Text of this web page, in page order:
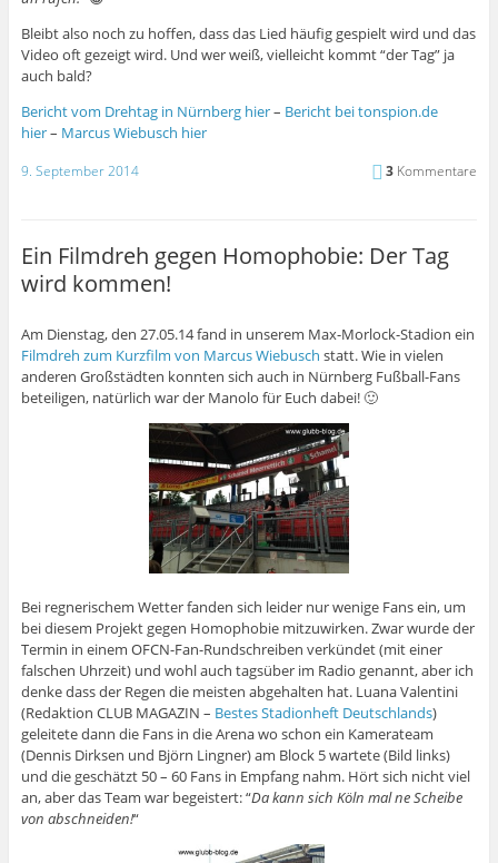
Bleibt also noch zu hoffen, dass das Lied häufig gespielt wird und das
Video oft gezeigt wird. Und wer weiß, vielleicht kommt “der Tag” ja
auch bald?
Bericht vom Drehtag in Nürnberg hier– Bericht bei tonspion.de
hier– Marcus Wiebusch hier
9. September 2014 3 Kommentare
Ein Filmdreh gegen Homophobie: Der Tag
wird kommen!
Am Dienstag, den 27.05.14 fand in unserem Max-Morlock-Stadion ein
Filmdreh zum Kurzfilm von Marcus Wiebusch statt. Wie in vielen
anderen Großstädten konnten sich auch in Nürnberg Fußball-Fans
beteiligen, natürlich war der Manolo für Euch dabei! 🙂
Bei regnerischem Wetter fanden sich leider nur wenige Fans ein, um
bei diesem Projekt gegen Homophobie mitzuwirken. Zwar wurde der
Termin in einem OFCN-Fan-Rundschreiben verkündet (mit einer
falschen Uhrzeit) und wohl auch tagsüber im Radio genannt, aber ich
denke dass der Regen die meisten abgehalten hat. Luana Valentini
(Redaktion CLUB MAGAZIN – Bestes Stadionheft Deutschlands)
geleitete dann die Fans in die Arena wo schon ein Kamerateam
(Dennis Dirksen und Björn Lingner) am Block 5 wartete (Bild links)
und die geschätzt 50 – 60 Fans in Empfang nahm. Hört sich nicht viel
an, aber das Team war begeistert: “Da kann sich Köln mal ne Scheibe
von abschneiden!“